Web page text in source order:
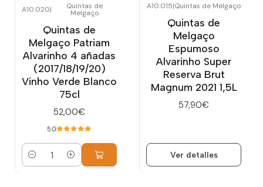
A10.020| Quintas de
Melgaço
Quintas de
Melgaço Patriam
Alvarinho 4 añadas
(2017/18/19/20)
Vinho Verde Blanco
75cl
52,00€
5.0
Cantidad
A10.015|Quintas de Melgaço
Quintas de
Melgaço
Espumoso
Alvarinho Super
Reserva Brut
Magnum 2021 1,5L
57,90€
Ver detalles